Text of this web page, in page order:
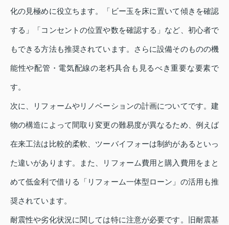
化の見極めに役立ちます。「ビー玉を床に置いて傾きを確認
する」「コンセントの位置や数を確認する」など、初心者で
もできる方法も推奨されています。さらに設備そのものの機
能性や配管・電気配線の老朽具合も見るべき重要な要素で
す。
次に、リフォームやリノベーションの計画についてです。建
物の構造によって間取り変更の難易度が異なるため、例えば
在来工法は比較的柔軟、ツーバイフォーは制約があるといっ
た違いがあります。また、リフォーム費用と購入費用をまと
めて低金利で借りる「リフォーム一体型ローン」の活用も推
奨されています。
耐震性や劣化状況に関しては特に注意が必要です。旧耐震基